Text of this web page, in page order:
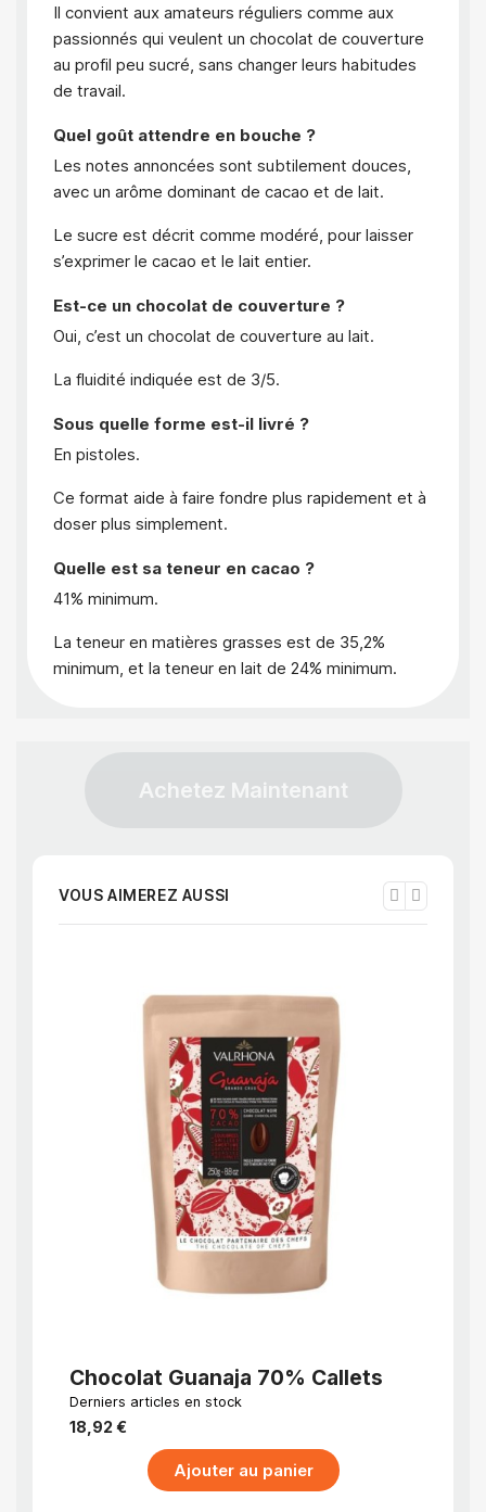
Il convient aux amateurs réguliers comme aux
passionnés qui veulent un chocolat de couverture
au profil peu sucré, sans changer leurs habitudes
de travail.
Quel goût attendre en bouche ?
Les notes annoncées sont subtilement douces,
avec un arôme dominant de cacao et de lait.
Le sucre est décrit comme modéré, pour laisser
s’exprimer le cacao et le lait entier.
Est-ce un chocolat de couverture ?
Oui, c’est un chocolat de couverture au lait.
La fluidité indiquée est de 3/5.
Sous quelle forme est-il livré ?
En pistoles.
Ce format aide à faire fondre plus rapidement et à
doser plus simplement.
Quelle est sa teneur en cacao ?
41% minimum.
La teneur en matières grasses est de 35,2%
minimum, et la teneur en lait de 24% minimum.
Achetez Maintenant
VOUS AIMEREZ AUSSI
Chocolat Guanaja 70% Callets
Derniers articles en stock
18,92 €
Ajouter au panier